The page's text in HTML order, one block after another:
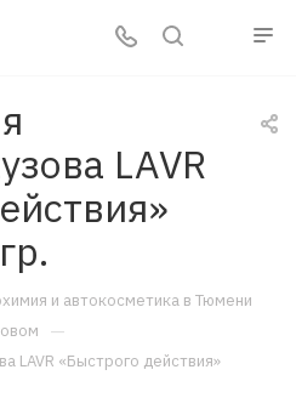
LAVR
и автокосметика в Тюмени
—
LAVR «Быстрого действия»